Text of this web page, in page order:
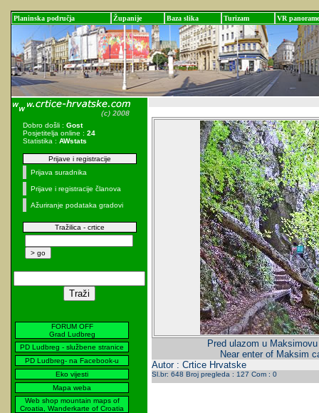
Planinska područja Županije Baza slika Turizam VR panorame
Dobro došli : Gost
Posjetitelja online : 24
Statistika : AWstats
Prijave i registracije
Prijava suradnika
Prijave i registracije članova
Ažuriranje podataka gradovi
Tražilica - crtice
FORUM OFF
Grad Ludbreg
PD Ludbreg - službene stranice
PD Ludbreg- na Facebook-u
Eko vijesti
Mapa weba
Web shop mountain maps of
Croatia, Wanderkarte of Croatia
Pred ulazom u
Near enter of Maksim
Autor : Crtice Hrvatske
Sl.br: 648 Broj pregleda : 127 Com : 0